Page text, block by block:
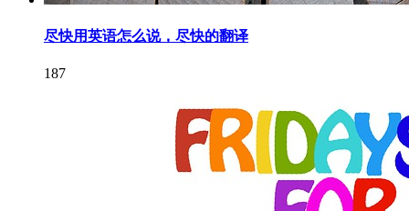
尽快用英语怎么说，尽快的翻译
187